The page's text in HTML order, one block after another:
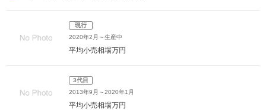
現行
2020年2月～生産中
平均小売相場万円
3代目
2013年9月～2020年1月
平均小売相場万円